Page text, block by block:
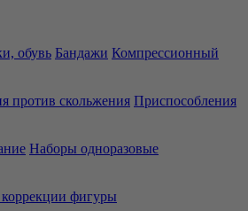
обувь Бандажи Компрессионный
против скольжения Приспособления
Наборы одноразовые
фигуры